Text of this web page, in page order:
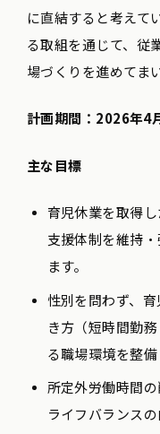
に直結すると考えて
る取組を通じて、従
場づくりを進めてま
計画期間：2026年4
主な目標
育児休業を取得
支援体制を維持
ます。
性別を問わず、
き方（短時間勤
る職場環境を整備
所定外労働時間
ライフバランスの